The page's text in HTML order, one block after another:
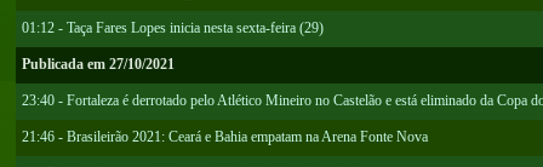
01:12 - Taça Fares Lopes inicia nesta sexta-feira (29)
Publicada em 27/10/2021
23:40 - Fortaleza é derrotado pelo Atlético Mineiro no Castelão e está eliminado da Copa
21:46 - Brasileirão 2021: Ceará e Bahia empatam na Arena Fonte Nova